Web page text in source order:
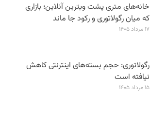
خانه‌های متری پشت ویترین آنلاین؛ بازاری
که میان رگولاتوری و رکود جا ماند
۱۷ مرداد ۱۴۰۵
رگولاتوری: حجم بسته‌های اینترنتی کاهش
نیافته است
۱۵ مرداد ۱۴۰۵